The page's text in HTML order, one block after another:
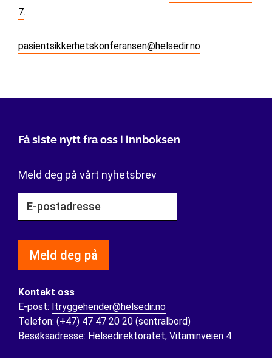
7.
pasientsikkerhetskonferansen@helsedir.no
Få siste nytt fra oss i innboksen
Meld deg på vårt nyhetsbrev
Meld deg på
Kontakt oss
E-post: Itryggehender@helsedir.no
Telefon: (+47) 47 47 20 20 (sentralbord)
Besøksadresse: Helsedirektoratet, Vitaminveien 4